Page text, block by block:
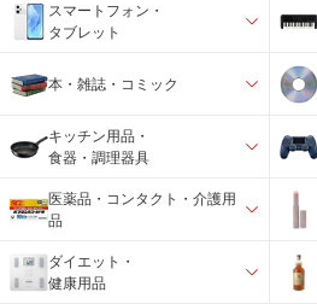
スマートフォン・
タブレット
本・雑誌・コミック
キッチン用品・
食器・調理器具
医薬品・コンタクト・介護用
品
ダイエット・
健康用品